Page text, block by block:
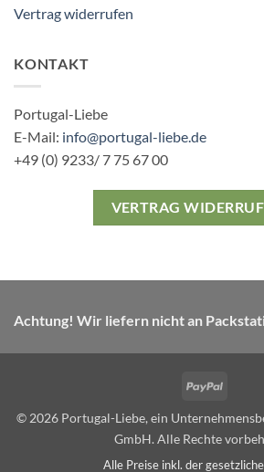
Vertrag widerrufen
KONTAKT
Portugal-Liebe
E-Mail: info@portugal-liebe.de
+49 (0) 9233/ 7 75 67 00
VERTRAG
Achtung! Wir liefern nicht an
PayPal
© 2026 Portugal-Liebe, ein
GmbH. Alle Rechte
Alle Preise inkl. der